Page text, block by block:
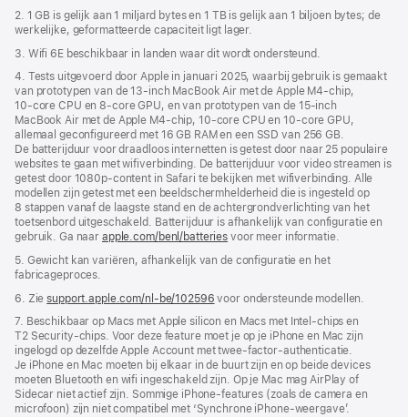
2. 1 GB is gelijk aan 1 miljard bytes en 1 TB is gelijk aan 1 biljoen bytes; de
werkelijke, geformatteerde capaciteit ligt lager.
3. Wifi 6E beschikbaar in landen waar dit wordt ondersteund.
4. Tests uitgevoerd door Apple in januari 2025, waarbij gebruik is gemaakt
van prototypen van de 13‑inch MacBook Air met de Apple M4‑chip,
10‑core CPU en 8‑core GPU, en van prototypen van de 15‑inch
MacBook Air met de Apple M4‑chip, 10‑core CPU en 10‑core GPU,
allemaal geconfigureerd met 16 GB RAM en een SSD van 256 GB.
De batterijduur voor draadloos internetten is getest door naar 25 populaire
websites te gaan met wifiverbinding. De batterijduur voor video streamen is
getest door 1080p-content in Safari te bekijken met wifiverbinding. Alle
modellen zijn getest met een beeldscherm­helderheid die is ingesteld op
8 stappen vanaf de laagste stand en de achtergrond­verlichting van het
toetsenbord uitgeschakeld. Batterijduur is afhankelijk van configuratie en
gebruik. Ga naar apple.com/benl/batteries voor meer informatie.
5. Gewicht kan variëren, afhankelijk van de configuratie en het
fabricageproces.
6. Ziesupport.apple.com/nl-be/102596 voor ondersteunde modellen.
7. Beschikbaar op Macs met Apple silicon en Macs met Intel-chips en
T2 Security-chips. Voor deze feature moet je op je iPhone en Mac zijn
ingelogd op dezelfde Apple Account met twee-factor-authenticatie.
Je iPhone en Mac moeten bij elkaar in de buurt zijn en op beide devices
moeten Bluetooth en wifi ingeschakeld zijn. Op je Mac mag AirPlay of
Sidecar niet actief zijn. Sommige iPhone-features (zoals de camera en
microfoon) zijn niet compatibel met ‘Synchrone iPhone-weergave’.